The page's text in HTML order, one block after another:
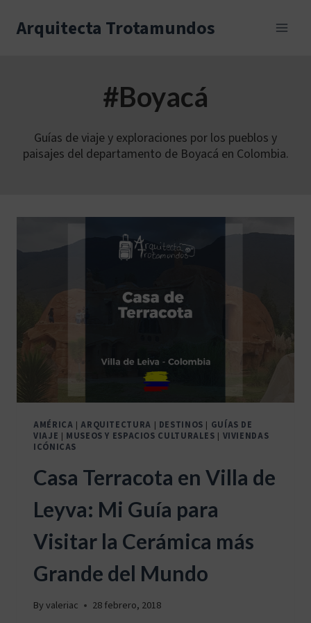
content
Arquitecta Trotamundos
#Boyacá
Guías de viaje y exploraciones por los pueblos y
paisajes del departamento de Boyacá en Colombia.
AMÉRICA |ARQUITECTURA | DESTINOS | GUÍAS DE
VIAJE | MUSEOS Y ESPACIOS CULTURALES | VIVIENDAS
ICÓNICAS
Casa Terracota en Villa de
Leyva: Mi Guía para
Visitar la Cerámica más
Grande del Mundo
Byvaleriac 28 febrero, 2018